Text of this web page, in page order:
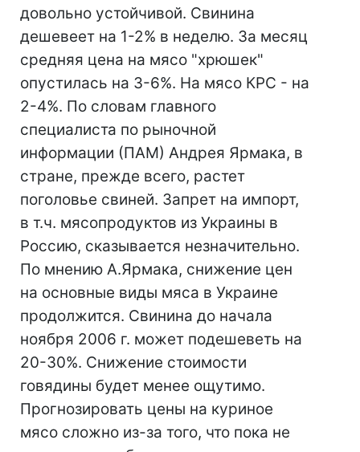
довольно устойчивой. Свинина
дешевеет на 1-2% в неделю. За месяц
средняя цена на мясо "хрюшек"
опустилась на 3-6%. На мясо КРС - на
2-4%. По словам главного
специалиста по рыночной
информации (ПАМ) Андрея Ярмака, в
стране, прежде всего, растет
поголовье свиней. Запрет на импорт,
в т.ч. мясопродуктов из Украины в
Россию, сказывается незначительно.
По мнению А.Ярмака, снижение цен
на основные виды мяса в Украине
продолжится. Свинина до начала
ноября 2006 г. может подешеветь на
20-30%. Снижение стоимости
говядины будет менее ощутимо.
Прогнозировать цены на куриное
мясо сложно из-за того, что пока не